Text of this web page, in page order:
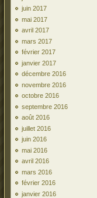
juin 2017
mai 2017
avril 2017
mars 2017
février 2017
janvier 2017
décembre 2016
novembre 2016
octobre 2016
septembre 2016
août 2016
juillet 2016
juin 2016
mai 2016
avril 2016
mars 2016
février 2016
janvier 2016